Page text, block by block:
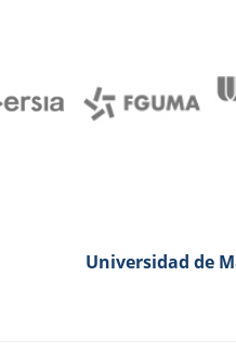
Universidad de